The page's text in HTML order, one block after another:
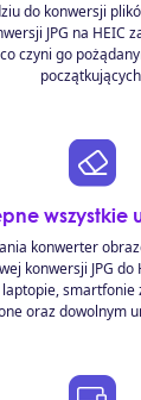
do konwersji
JPG na HEIC
czyni go
wszystkie
konwerter
konwersji JPG
smartfonie
oraz dowolnym